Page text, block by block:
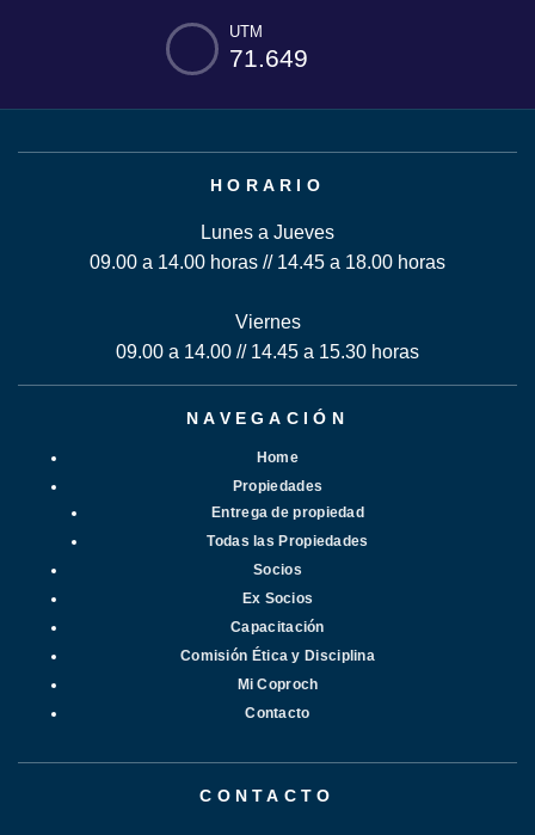
UTM
71.649
HORARIO
Lunes a Jueves
09.00 a 14.00 horas // 14.45 a 18.00 horas
Viernes
09.00 a 14.00 // 14.45 a 15.30 horas
NAVEGACIÓN
Home
Propiedades
Entrega de propiedad
Todas las Propiedades
Socios
Ex Socios
Capacitación
Comisión Ética y Disciplina
Mi Coproch
Contacto
CONTACTO